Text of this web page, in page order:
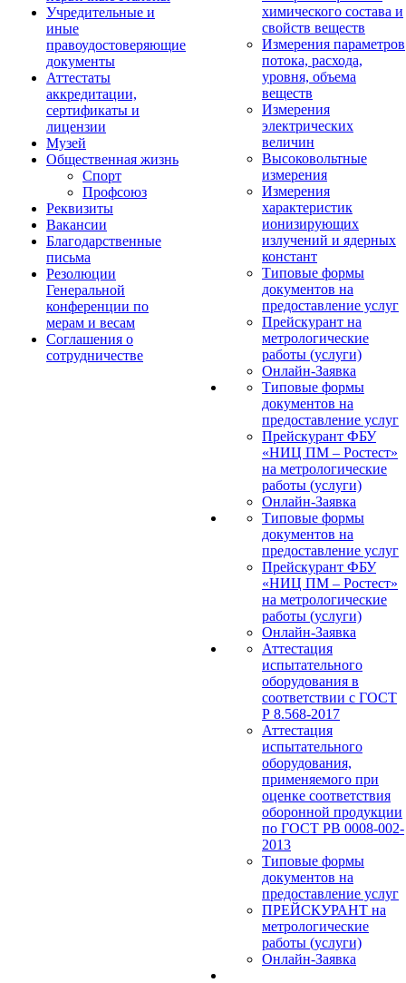
Учредительные и
иные
правоудостоверяющие
документы
Аттестаты
аккредитации,
сертификаты и
лицензии
Музей
Общественная жизнь
Спорт
Профсоюз
Реквизиты
Вакансии
Благодарственные
письма
Резолюции
Генеральной
конференции по
мерам и весам
Соглашения о
сотрудничестве
химического состава и
свойств веществ
Измерения параметров
потока, расхода,
уровня, объема
веществ
Измерения
электрических
величин
Высоковольтные
измерения
Измерения
характеристик
ионизирующих
излучений и ядерных
констант
Типовые формы
документов на
предоставление услуг
Прейскурант на
метрологические
работы (услуги)
Онлайн-Заявка
Типовые формы
документов на
предоставление услуг
Прейскурант ФБУ
«НИЦ ПМ – Ростест»
на метрологические
работы (услуги)
Онлайн-Заявка
Типовые формы
документов на
предоставление услуг
Прейскурант ФБУ
«НИЦ ПМ – Ростест»
на метрологические
работы (услуги)
Онлайн-Заявка
Аттестация
испытательного
оборудования в
соответствии с ГОСТ
Р 8.568-2017
Аттестация
испытательного
оборудования,
применяемого при
оценке соответствия
оборонной продукции
по ГОСТ РВ 0008-002-
2013
Типовые формы
документов на
предоставление услуг
ПРЕЙСКУРАНТ на
метрологические
работы (услуги)
Онлайн-Заявка